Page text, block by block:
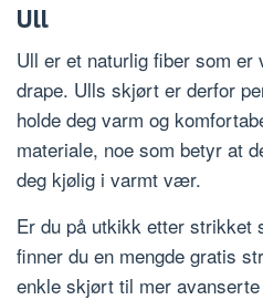
Ull
Ull er et naturlig fiber som er
drape. Ulls skjørt er derfor
holde deg varm og
materiale, noe som betyr at
deg kjølig i varmt vær.
Er du på utkikk etter strikket
finner du en mengde gratis
enkle skjørt til mer